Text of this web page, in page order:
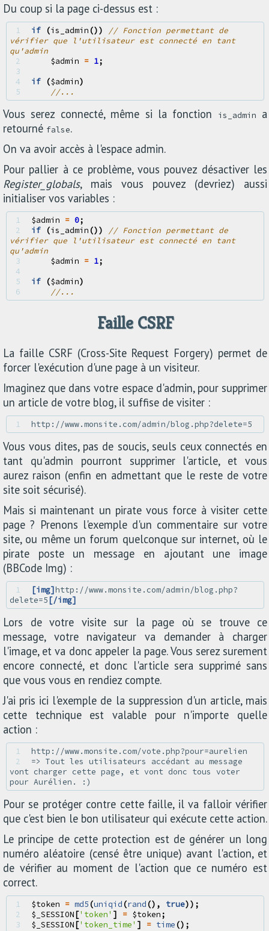
Du coup si la page ci-dessus est :
1 if (is_admin())
// Fonction permettant de
vérifier que l'utilisateur est connecté en tant
qu'admin
2
$admin = 1;
3
4
if ($admin)
5
//...
Vous serez connecté, même si la fonction is_admin
a
retourné false.
On va avoir accès à l'espace admin.
Pour pallier à ce problème, vous pouvez désactiver les
Register_globals, mais vous pouvez (devriez) aussi
initialiser vos variables :
1 $admin = 0;
2
if (is_admin())
// Fonction permettant de
vérifier que l'utilisateur est connecté en tant
qu'admin
3
$admin = 1;
4
5
if ($admin)
6
//...
Faille CSRF
La faille CSRF (Cross-Site Request Forgery) permet de
forcer l'exécution d'une page à un visiteur.
Imaginez que dans votre espace d'admin, pour supprimer
un article de votre blog, il suffise de visiter :
1
Vous vous dites, pas de soucis, seuls ceux connectés en
tant qu'admin pourront supprimer l'article, et vous
aurez raison (enfin en admettant que le reste de votre
site soit sécurisé).
Mais si maintenant un pirate vous force à visiter cette
page ? Prenons l'exemple d'un commentaire sur votre
site, ou même un forum quelconque sur internet, où le
pirate poste un message en ajoutant une image
(BBCode Img) :
1 [img]http://www.monsite.com/admin/blog.php?
delete=5 [/img]
Lors de votre visite sur la page où se trouve ce
message, votre navigateur va demander à charger
l'image, et va donc appeler la page. Vous serez surement
encore connecté, et donc l'article sera supprimé sans
que vous vous en rendiez compte.
J'ai pris ici l'exemple de la suppression d'un article, mais
cette technique est valable pour n'importe quelle
action :
1
2
=> Tout les utilisateurs accédant au message
vont charger cette page, et vont donc tous voter
Pour se protéger contre cette faille, il va falloir vérifier
que c'est bien le bon utilisateur qui exécute cette action.
Le principe de cette protection est de générer un long
numéro aléatoire (censé être unique) avant l'action, et
de vérifier au moment de l'action que ce numéro est
correct.
1 $token = md5(uniqid(rand(), true));
2
$_SESSION ['token' ] = $token;
3
$_SESSION ['token_time' ] = time();